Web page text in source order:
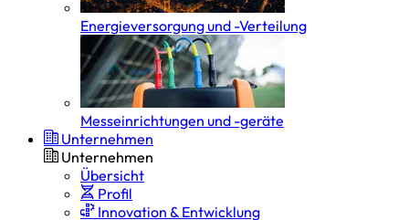
Energieversorgung und -Verteilung
Messeinrichtungen und -geräte
Unternehmen
Unternehmen
Übersicht
Profil
Innovation & Entwicklung